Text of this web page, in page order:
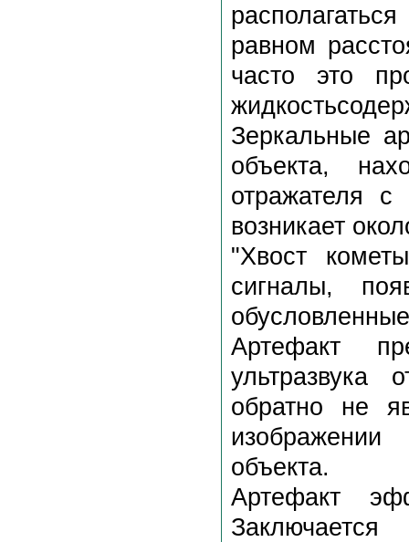
равном
часто это
Зеркальные
объекта,
отражателя
возникает
"Хвост
сигналы,
Артефакт
обратно не
объекта.
Артефакт